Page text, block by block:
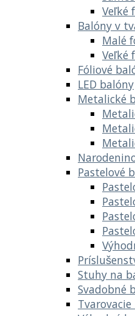
Veľké
Balóny v
Malé
Veľké
Fóliové
LED balóny
Metalické
Pastelové
Stuhy na
Svadobné